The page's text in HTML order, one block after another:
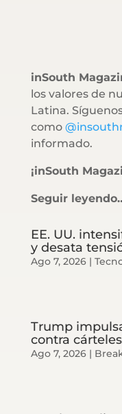
inSouth
los valores de
Latina.
como
informado.
¡inSouth
Seguir
EE. UU.
y desata
Ago 7, 2026|
Trump
contra
Ago 7, 2026|